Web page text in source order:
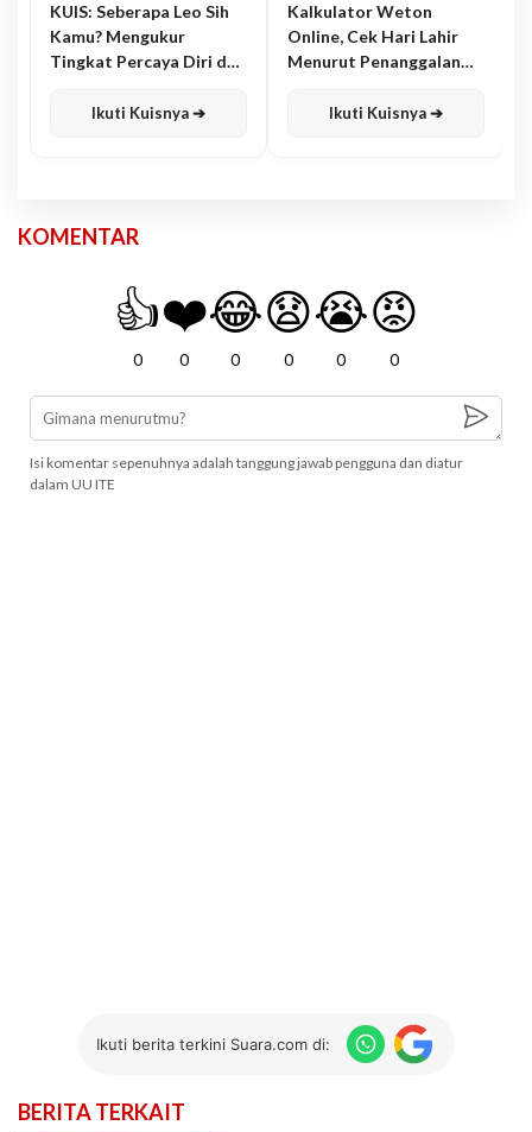
KUIS: Seberapa Leo Sih
Kamu? Mengukur
Tingkat Percaya Diri dan
Ikuti Kuisnya ➔
Kalkulator Weton
Online, Cek Hari Lahir
Menurut Penanggalan
Ikuti Kuisnya ➔
KOMENTAR
👍
0
❤️
0
😂
0
😧
0
😭
0
😡
0
Isi komentar sepenuhnya adalah tanggung jawab pengguna dan diatur
dalam UU ITE
Ikuti berita terkini Suara.com di:
BERITA TERKAIT